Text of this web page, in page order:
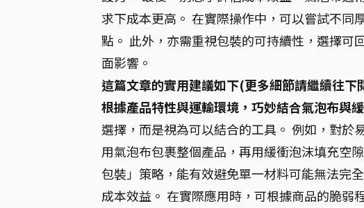
求下成本更高。 在實際操作中，可以嘗試不同
點。 此外，亦需重視包裝的可持續性，選擇
面影響。
這篇文章的實用建議如下(更多細節請繼續往下
根據產品特性與運輸環境，巧妙結合氣泡布與
選擇，而是視為可以結合的工具。 例如，對於
用氣泡布包裹整個產品，再用緩衝泡沫填充空
包裝」策略，能有效避免單一材料可能無法完
成本效益。 在實際應用時，可根據商品的脆